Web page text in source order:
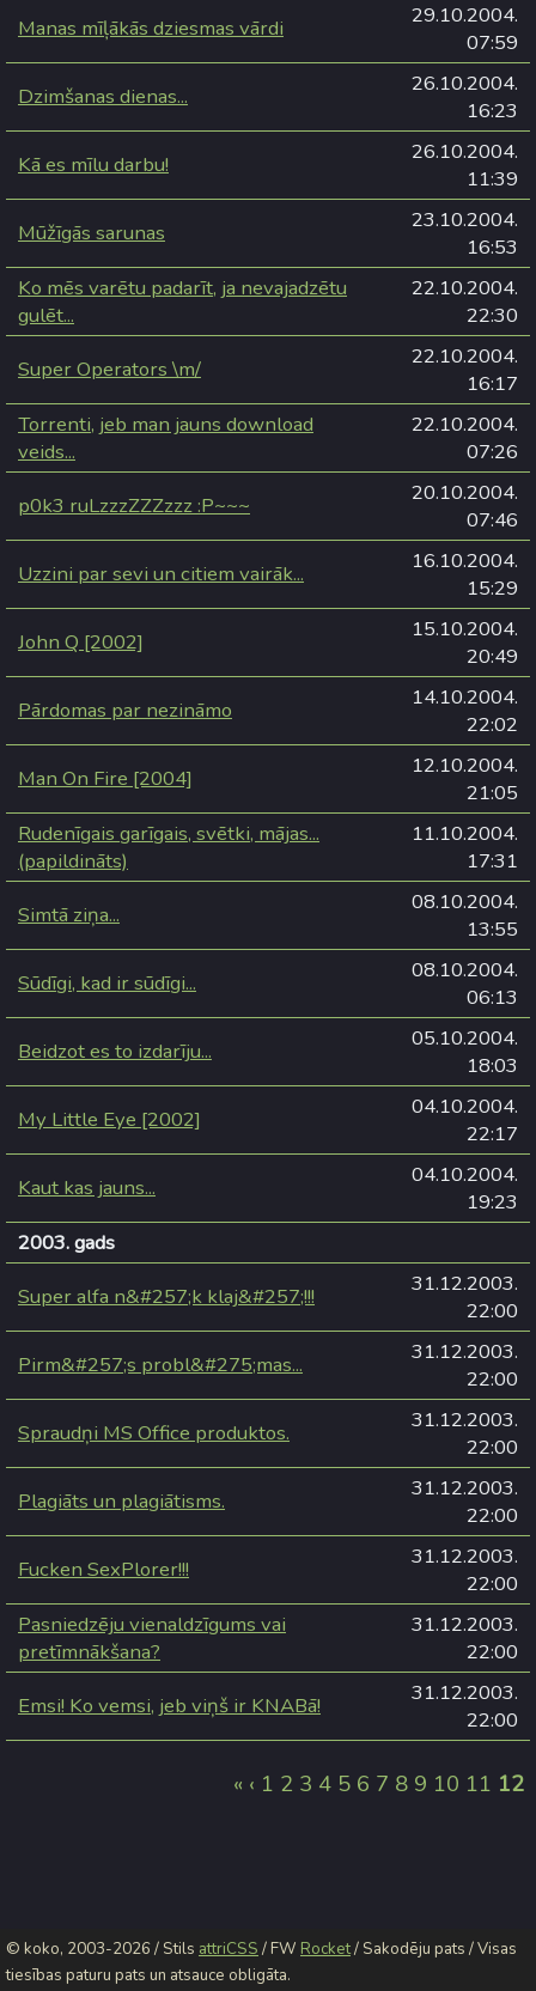
Manas mīļākās dziesmas vārdi
29.10.2004.
07:59
Dzimšanas dienas...
26.10.2004.
16:23
Kā es mīlu darbu!
26.10.2004.
11:39
Mūžīgās sarunas
23.10.2004.
16:53
Ko mēs varētu padarīt, ja nevajadzētu
gulēt...
22.10.2004.
22:30
Super Operators \m/
22.10.2004.
16:17
Torrenti, jeb man jauns download
veids...
22.10.2004.
07:26
p0k3 ruLzzzZZZzzz :P~~~
20.10.2004.
07:46
Uzzini par sevi un citiem vairāk...
16.10.2004.
15:29
John Q [2002]
15.10.2004.
20:49
Pārdomas par nezināmo
14.10.2004.
22:02
Man On Fire [2004]
12.10.2004.
21:05
Rudenīgais garīgais, svētki, mājas...
(papildināts)
11.10.2004.
17:31
Simtā ziņa...
08.10.2004.
13:55
Sūdīgi, kad ir sūdīgi...
08.10.2004.
06:13
Beidzot es to izdarīju...
05.10.2004.
18:03
My Little Eye [2002]
04.10.2004.
22:17
Kaut kas jauns...
04.10.2004.
19:23
2003. gads
Super alfa n&#257;k klaj&#257;!!!
31.12.2003.
22:00
Pirm&#257;s probl&#275;mas...
31.12.2003.
22:00
Spraudņi MS Office produktos.
31.12.2003.
22:00
Plagiāts un plagiātisms.
31.12.2003.
22:00
Fucken SexPlorer!!!
31.12.2003.
22:00
Pasniedzēju vienaldzīgums vai
pretīmnākšana?
31.12.2003.
22:00
Emsi! Ko vemsi, jeb viņš ir KNABā!
31.12.2003.
22:00
« ‹ 1 2 3 4 5 6 7 8 9 10 11 12
© koko, 2003-2026 / Stils attriCSS / FW Rocket/ Sakodēju pats / Visas
tiesības paturu pats un atsauce obligāta.